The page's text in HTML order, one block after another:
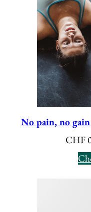
No pain, no
CHF